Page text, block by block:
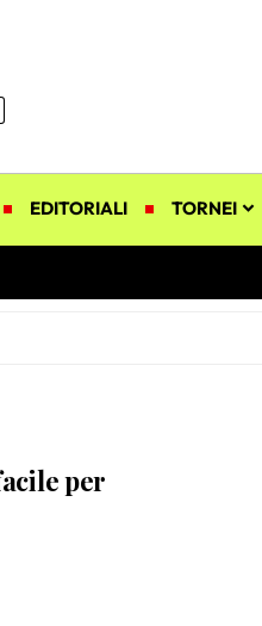
EDITORIALI TORNEI
per